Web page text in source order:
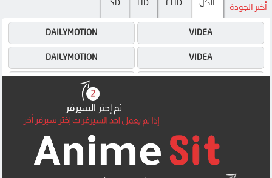
أختر الجودة الكل FHD
HD
SD
OK
VIDEA
DAILYMOTION
OK
VIDEA
DAILYMOTION
4SHARED